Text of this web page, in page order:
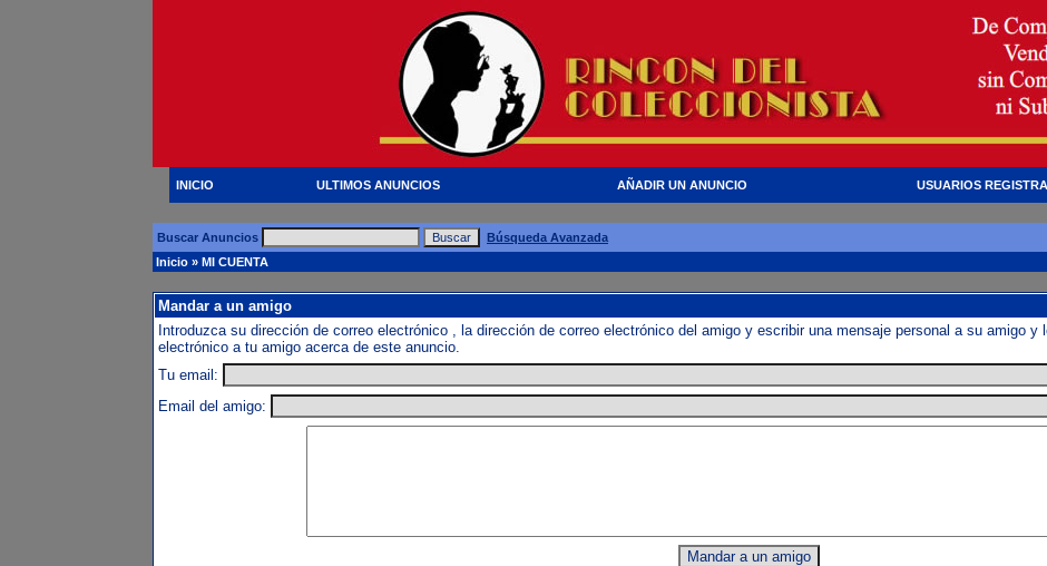
INICIO ULTIMOS ANUNCIOS AÑADIR UN ANUNCIO USUARIOS
Buscar Anuncios Búsqueda Avanzada
Inicio » MI CUENTA
Mandar a un amigo
Introduzca su dirección de correo electrónico , la dirección de correo electrónico del amigo y escribir una mensaje personal a su amigo
electrónico a tu amigo acerca de este anuncio.
Tu email:
Email del amigo: